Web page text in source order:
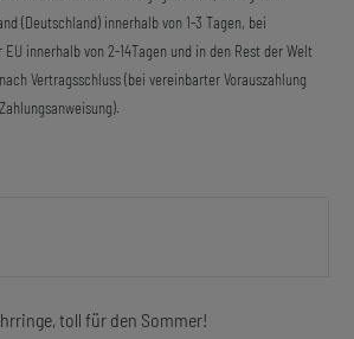
(Deutschland) innerhalb von 1-3 Tagen, bei
innerhalb von 2-14Tagen und in den Rest der Welt
Vertragsschluss (bei vereinbarter Vorauszahlung
toll für den Sommer!